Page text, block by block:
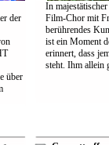
der
über
In
Film-Chor mit
berührendes
ist ein Moment
erinnert, dass
steht. Ihm allein